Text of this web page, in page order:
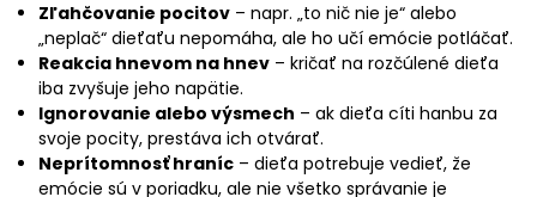
Zľahčovanie pocitov – napr. „to nič nie je“ alebo
„neplač“ dieťaťu nepomáha, ale ho učí emócie potláčať.
Reakcia hnevom na hnev – kričať na rozčúlené dieťa
iba zvyšuje jeho napätie.
Ignorovanie alebo výsmech – ak dieťa cíti hanbu za
svoje pocity, prestáva ich otvárať.
Neprítomnosť hraníc – dieťa potrebuje vedieť, že
emócie sú v poriadku, ale nie všetko správanie je